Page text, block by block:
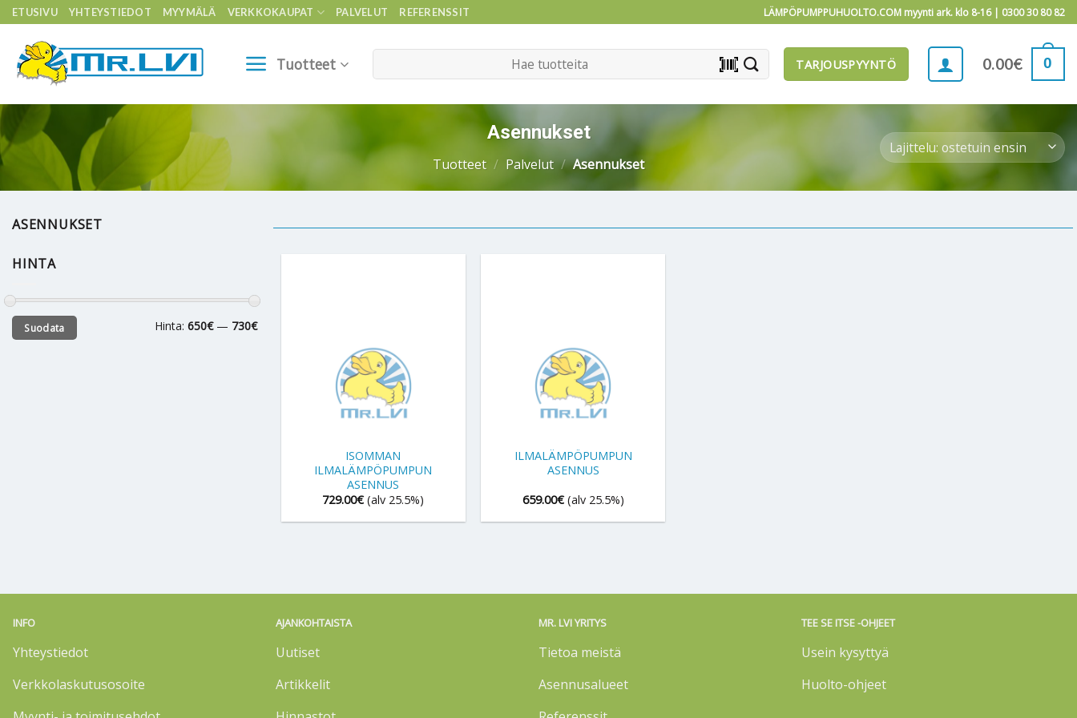
Skip
to
content
ETUSIVU YHTEYSTIEDOT MYYMÄLÄ VERKKOKAUPAT PALVELUT REFERENSSIT LÄMPÖPUMPPUHUOLTO.COM myynti ark. klo 8-16 | 0300 30 80 82
Tuotteet barcode_scanner TARJOUSPYYNTÖ 0.00€ 0
Asennukset
Tuotteet / Palvelut / Asennukset
ASENNUKSET
HINTA
Minimihinta
Maksimihinta
Suodata Hinta: 650€— 730€
ISOMMAN
ILMALÄMPÖPUMPUN
ASENNUS
729.00€ (alv 25.5%)
ILMALÄMPÖPUMPUN
ASENNUS
659.00€ (alv 25.5%)
INFO
Yhteystiedot
Verkkolaskutusosoite
AJANKOHTAISTA
Uutiset
Artikkelit
MR. LVI YRITYS
Tietoa meistä
Asennusalueet
TEE SE ITSE -OHJEET
Usein kysyttyä
Huolto-ohjeet